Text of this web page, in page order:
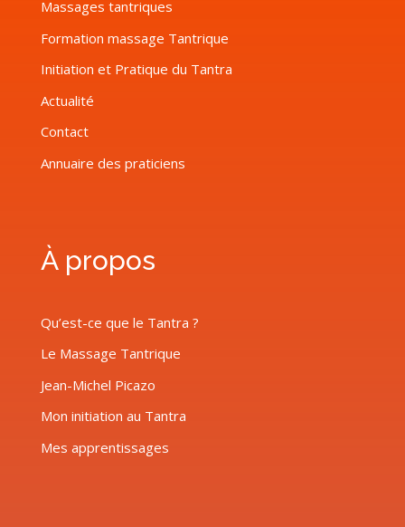
Massages tantriques
Formation massage Tantrique
Initiation et Pratique du Tantra
Actualité
Contact
Annuaire des praticiens
À propos
Qu’est-ce que le Tantra ?
Le Massage Tantrique
Jean-Michel Picazo
Mon initiation au Tantra
Mes apprentissages